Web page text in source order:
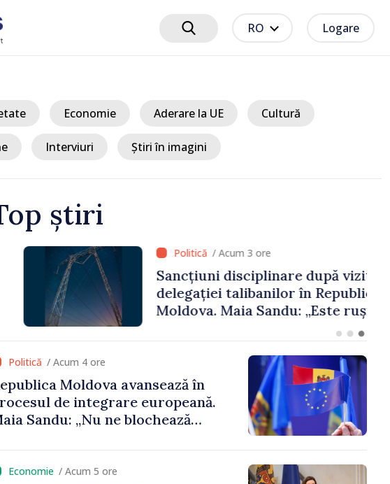
RO Logare
Economie Aderare la UE Cultură
Interviuri Știri în imagini
știri
/ Acum 3 ore
Sancțiuni disciplinare după vizita
talibanilor în Republica
Moldova. Maia Sandu: „Este rușinos
că oameni cu funcții înalte nu
/ Acum 4 ore
Moldova avansează în
de integrare europeană.
Sandu: „Nu ne blochează
/ Acum 5 ore